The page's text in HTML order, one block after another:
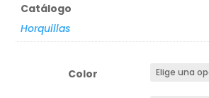
Catálogo
Horquillas
Color